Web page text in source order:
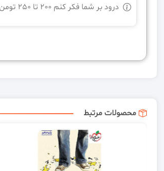
درود بر شما فکر کنم 200 تا 250 تومن افزایش قیمت داشته
محصولات مرتبط